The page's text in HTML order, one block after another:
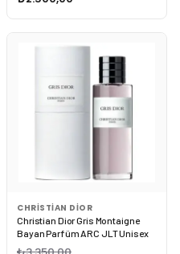
CHRISTIAN DIOR
Christian Dior Gris Montaigne
Bayan Parfüm ARC JLT Unisex